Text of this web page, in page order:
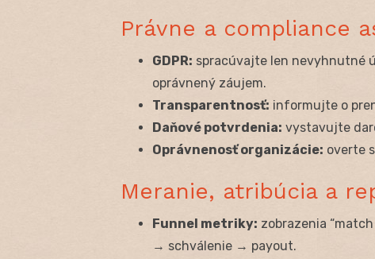
Právne a compliance
GDPR: spracúvajte len nevyhnutné
oprávnený záujem.
Transparentnosť: informujte o
Daňové potvrdenia: vystavujte
Oprávnenosť organizácie: overte
Meranie, atribúcia a
Funnel metriky: zobrazenia
→ schválenie → payout.